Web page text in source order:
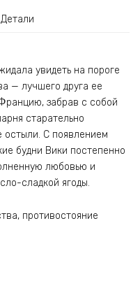
Детали
увидеть на пороге
— лучшего друга ее
забрав с собой
старательно
остыли. С появлением
будни Вики постепенно
любовью и
сладкой ягоды.
противостояние